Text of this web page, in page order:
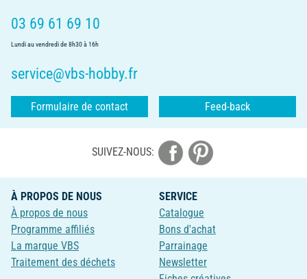
03 69 61 69 10
Lundi au vendredi de 8h30 à 16h
service@vbs-hobby.fr
Formulaire de contact Feed-back
SUIVEZ-NOUS:
À PROPOS DE NOUS
À propos de nous
Programme affiliés
La marque VBS
Traitement des déchets
SERVICE
Catalogue
Bons d'achat
Parrainage
Newsletter